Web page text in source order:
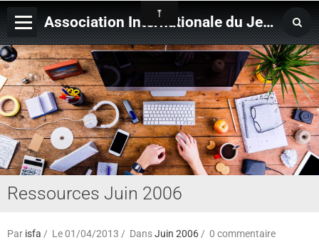
Association Internationale du Jeu de Ficelle
Page d'accueil
Derniers ajouts
Ressources Juin 2006
Par isfa Le 01/04/2013 DansJuin 2006 0 commentaire